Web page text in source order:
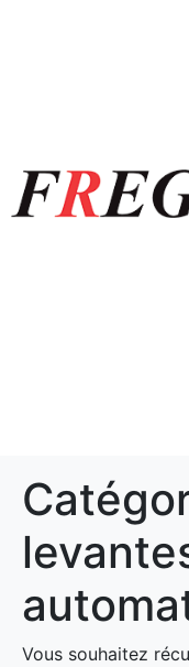
Vous souhaitez